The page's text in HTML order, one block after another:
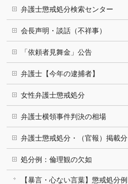
弁護士懲戒処分検索センター
会長声明・談話（不祥事）
「依頼者見舞金」公告
弁護士【今年の逮捕者】
女性弁護士懲戒処分
弁護士横領事件判決の相場
弁護士懲戒処分・（官報）掲載分
処分例：倫理観の欠如
【暴言・心ない言葉】懲戒処分例